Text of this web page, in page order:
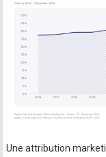
Une attribution